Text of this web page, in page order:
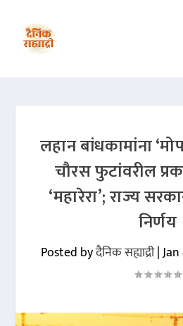
लहान बांधकामांना
चौरस फुटांवरील
‘महारेरा’; राज्य
निर्णय
Posted byदैनिक सह्याद्री|